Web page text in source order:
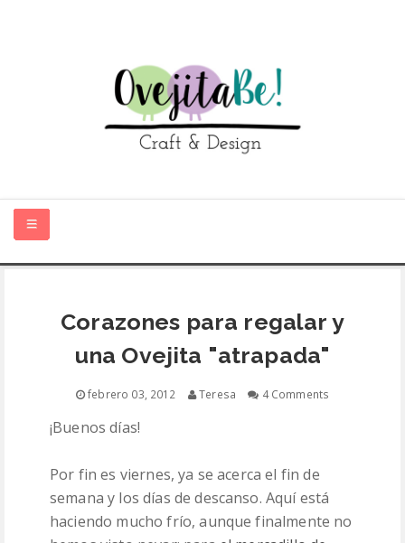
SOBRE MÍ
LANAS
Corazones para regalar y
una Ovejita "atrapada"
febrero 03, 2012 Teresa 4 Comments
¡Buenos días!
Por fin es viernes, ya se acerca el fin de
semana y los días de descanso. Aquí está
haciendo mucho frío, aunque finalmente no